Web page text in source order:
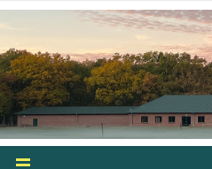
Zum
springen